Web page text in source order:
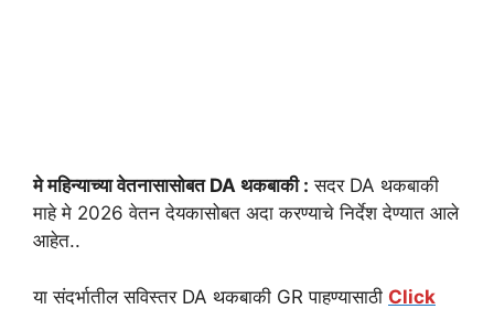
मे महिन्याच्या वेतनासासोबत DA थकबाकी : सदर DA थकबाकी
माहे मे 2026 वेतन देयकासोबत अदा करण्याचे निर्देश देण्यात आले
आहेत..
या संदर्भातील सविस्तर DA थकबाकी GR पाहण्यासाठी Click